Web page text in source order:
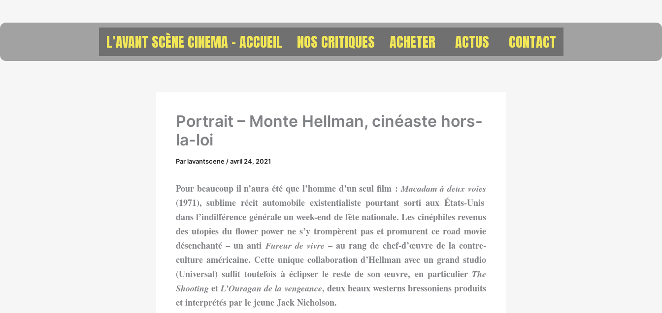
L’AVANT SCÈNE CINEMA – ACCUEIL NOS CRITIQUES ACHETER ACTUS CONTACT
Portrait – Monte Hellman, cinéaste hors-
la-loi
Parlavantscene /avril 24, 2021
Pour beaucoup il n’aura été que l’homme d’un seul film :Macadam à deux voies
(1971), sublime récit automobile existentialiste pourtant sorti aux États-Unis
dans l’indifférence générale un week-end de fête nationale. Les cinéphiles revenus
des utopies du flower power ne s’y trompèrent pas et promurent ce road movie
désenchanté – un anti Fureur de vivre – au rang de chef-d’œuvre de la contre-
culture américaine. Cette unique collaboration d’Hellman avec un grand studio
(Universal) suffit toutefois à éclipser le reste de son œuvre, en particulier The
ShootingetL’Ouragan de la vengeance, deux beaux westerns bressoniens produits
et interprétés par le jeune Jack Nicholson.